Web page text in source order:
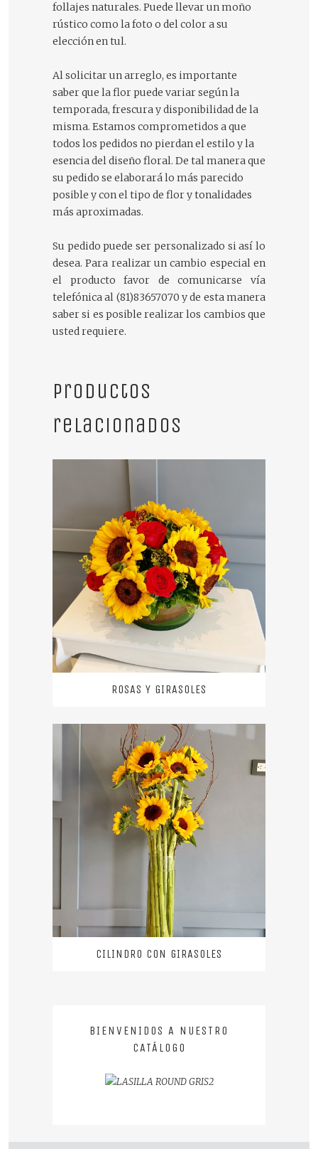
follajes naturales. Puede llevar un moño
rústico como la foto o del color a su
elección en tul.
Al solicitar un arreglo, es importante
saber que la flor puede variar según la
temporada, frescura y disponibilidad de la
misma. Estamos comprometidos a que
todos los pedidos no pierdan el estilo y la
esencia del diseño floral. De tal manera que
su pedido se elaborará lo más parecido
posible y con el tipo de flor y tonalidades
más aproximadas.
Su pedido puede ser personalizado si así lo
desea. Para realizar un cambio especial en
el producto favor de comunicarse vía
telefónica al (81)83657070 y de esta manera
saber si es posible realizar los cambios que
usted requiere.
Productos
relacionados
ROSAS Y GIRASOLES
CILINDRO CON GIRASOLES
BIENVENIDOS A NUESTRO
CATÁLOGO